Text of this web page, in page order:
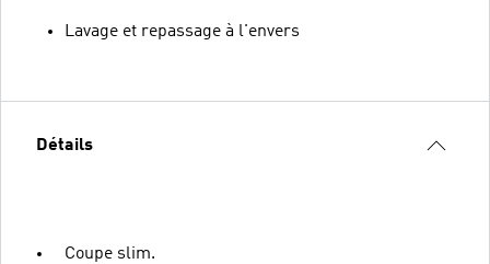
Lavage et repassage à l'envers
Détails
Coupe slim.